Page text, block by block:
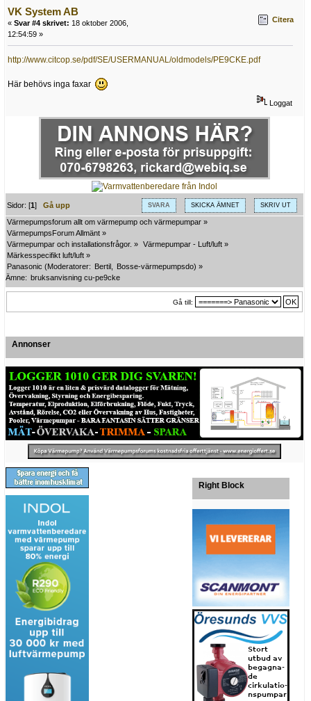
VK System AB
« Svar #4 skrivet: 18 oktober 2006,
12:54:59 »
Citera
http://www.citcop.se/pdf/SE/USERMANUAL/oldmodels/PE9CKE.pdf
Här behövs inga faxar
Loggat
SVARA SKICKA ÄMNET SKRIV UT
Sidor: [1]Gå upp
Värmepumpsforum allt om värmepump och värmepumpar »
VärmepumpsForum Allmänt »
Värmepumpar och installationsfrågor. » Värmepumpar - Luft/luft »
Märkesspecifikt luft/luft »
Panasonic (Moderatorer: Bertil Bosse-värmepumpsdo) »
Ämne: bruksanvisning cu-pe9cke
Gå till:
Annonser
Right Block